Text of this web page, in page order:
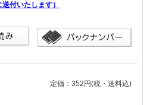
付いたします）
定価：352円(税・送料込)